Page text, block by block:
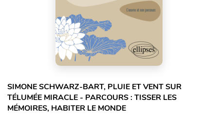
SIMONE SCHWARZ-BART, PLUIE ET VENT SUR
TÉLUMÉE MIRACLE - PARCOURS : TISSER LES
MÉMOIRES, HABITER LE MONDE